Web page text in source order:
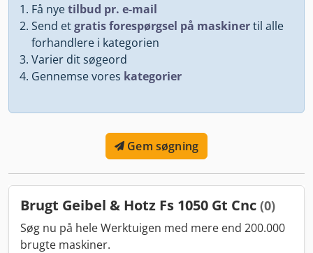
Få nyetilbud pr. e-mail
Send etgratis forespørgsel på maskinertil alle
forhandlere i kategorien
Varier dit søgeord
Gennemse vores kategorier
Gem søgning
Brugt Geibel & Hotz Fs 1050 Gt Cnc (0)
Søg nu på hele Werktuigen med mere end 200.000
brugte maskiner.